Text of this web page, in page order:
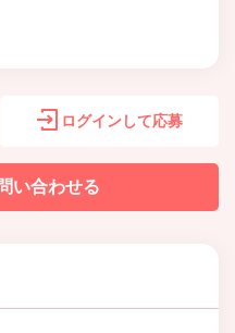
ログインして応募
い合わせる